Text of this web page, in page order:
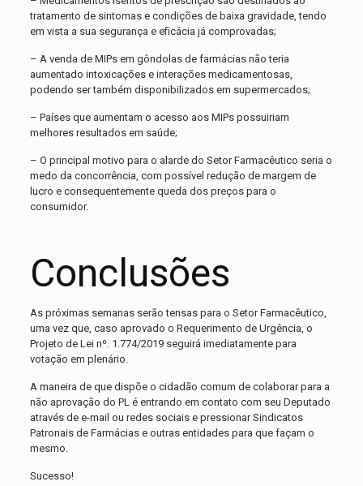
tratamento de sintomas e condições de baixa gravidade, tendo
em vista a sua segurança e eficácia já comprovadas;
– A venda de MIPs em gôndolas de farmácias não teria
aumentado intoxicações e interações medicamentosas,
podendo ser também disponibilizados em supermercados;
– Países que aumentam o acesso aos MIPs possuiriam
melhores resultados em saúde;
– O principal motivo para o alarde do Setor Farmacêutico seria o
medo da concorrência, com possível redução de margem de
lucro e consequentemente queda dos preços para o
consumidor.
Conclusões
As próximas semanas serão tensas para o Setor Farmacêutico,
uma vez que, caso aprovado o Requerimento de Urgência, o
Projeto de Lei nº. 1.774/2019 seguirá imediatamente para
votação em plenário.
A maneira de que dispõe o cidadão comum de colaborar para a
não aprovação do PL é entrando em contato com seu Deputado
através de e-mail ou redes sociais e pressionar Sindicatos
Patronais de Farmácias e outras entidades para que façam o
mesmo.
Sucesso!